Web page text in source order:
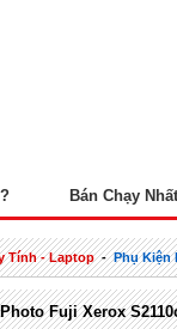
Bán Chạy Nhất
Tính - Laptop-Phụ Kiện
Fuji Xerox